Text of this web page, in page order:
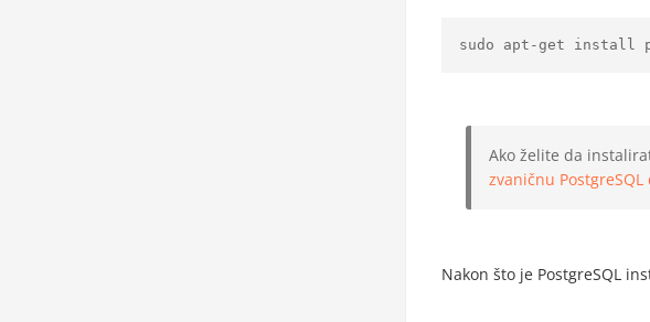
Ako želite da
zvaničnu
Nakon što je PostgreSQL